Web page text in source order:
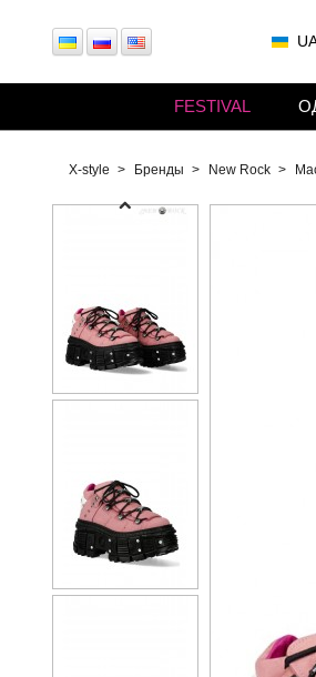
X-style Бренды New Rock
FESTIVAL